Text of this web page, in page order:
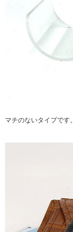
マチのないタイプです